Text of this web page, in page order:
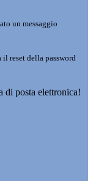
un messaggio
reset della password
di posta elettronica!